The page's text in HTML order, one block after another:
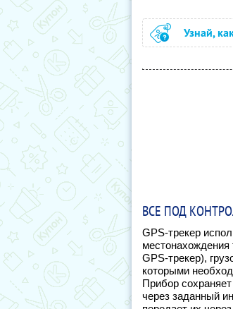
Узнай,
ВСЕ ПОД
GPS-трекер
GPS-трекер),
которыми
Прибор
через заданный